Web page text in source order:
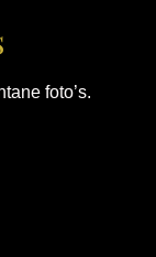
foto’s.